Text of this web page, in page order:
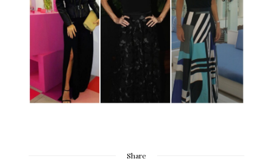
Share